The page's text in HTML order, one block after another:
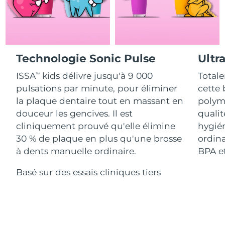
Technologie Sonic Pulse
ISSATM
kids délivre jusqu'à 9 000
pulsations par minute, pour éliminer
la plaque dentaire tout en massant en
douceur les gencives. Il est
cliniquement prouvé qu'elle élimine
30 % de plaque en plus qu'une brosse
à dents manuelle ordinaire.
Basé sur des essais cliniques tiers
cette
BPA
For healthy hair
18% PAP
Cosmétiques Hommes
Acheter tout
FOREO APP
À PROPROS
Israël Livraison estimée8/15/26
Japon Livraison estimée 8/14/26
Jersey
Kazakhstan Livraison estimée 8/13/26
Koweït Livraison estimée 8/11/26
Lettonie Livraison estimée 8/11/26
Liban Livraison estimée